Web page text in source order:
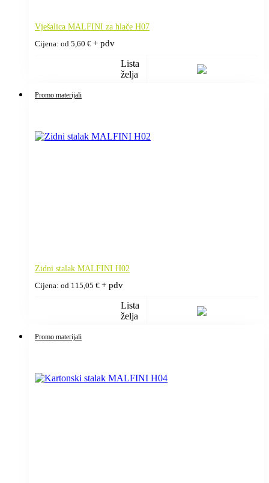
Vješalica MALFINI za hlače H07
Cijena: od 5,60 € + pdv
Lista
želja
Promo materijali
Zidni stalak MALFINI H02
Cijena: od 115,05 € + pdv
Lista
želja
Promo materijali